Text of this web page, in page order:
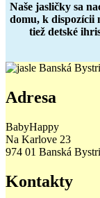
Naše jasličky sa
domu, k dispozícii
tiež detské
Adresa
BabyHappy
Na Karlove 23
974 01 Banská
Kontakty